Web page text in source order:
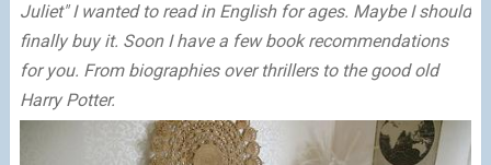
Juliet" I wanted to read in English for ages. Maybe I should
finally buy it. Soon I have a few book recommendations
for you. From biographies over thrillers to the good old
Harry Potter.